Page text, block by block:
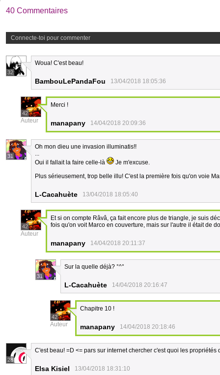
40 Commentaires
Connecte-toi pour commenter
32
Woua! C'est beau!
BambouLePandaFou 13/04/2018 18:05:36
42
Auteur
Merci !
manapany 14/04/2018 20:09:36
31
Oh mon dieu une invasion illuminatis!!
...
Oui il fallait la faire celle-là
Je m'excuse.
Plus sérieusement, trop belle illu! C'est la première fois qu'on voie
L-Cacahuète 13/04/2018 18:05:40
42
Auteur
Et si on compte Râvâ, ça fait encore plus de triangle, je suis
fois qu'on voit Marco en couverture, mais sur l'autre il était de
manapany 14/04/2018 20:11:37
31
Sur la quelle déjà? °^°
L-Cacahuète 14/04/2018 20:16:47
42
Auteur
Chapitre 10 !
manapany 14/04/2018 20:18:46
28
C'est beau! =D <= pars sur internet chercher c'est quoi les
Elsa Kisiel 13/04/2018 18:31:10